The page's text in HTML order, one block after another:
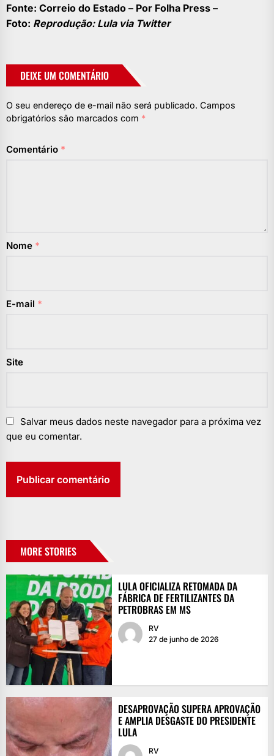
Fonte: Correio do Estado – Por Folha Press –
Foto: Reprodução: Lula via Twitter
DEIXE UM COMENTÁRIO
O seu endereço de e-mail não será publicado. Campos
obrigatórios são marcados com *
Comentário *
Nome *
E-mail *
Site
Salvar meus dados neste navegador para a próxima vez
que eu comentar.
MORE STORIES
LULA OFICIALIZA RETOMADA DA
FÁBRICA DE FERTILIZANTES DA
PETROBRAS EM MS
RV
27 de junho de 2026
DESAPROVAÇÃO SUPERA APROVAÇÃO
E AMPLIA DESGASTE DO PRESIDENTE
LULA
RV